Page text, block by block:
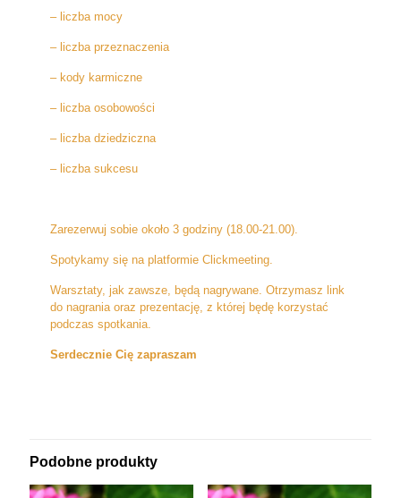
– liczba mocy
– liczba przeznaczenia
– kody karmiczne
– liczba osobowości
– liczba dziedziczna
– liczba sukcesu
Zarezerwuj sobie około 3 godziny (18.00-21.00).
Spotykamy się na platformie Clickmeeting.
Warsztaty, jak zawsze, będą nagrywane. Otrzymasz link
do nagrania oraz prezentację, z której będę korzystać
podczas spotkania.
Serdecznie Cię zapraszam
Podobne produkty